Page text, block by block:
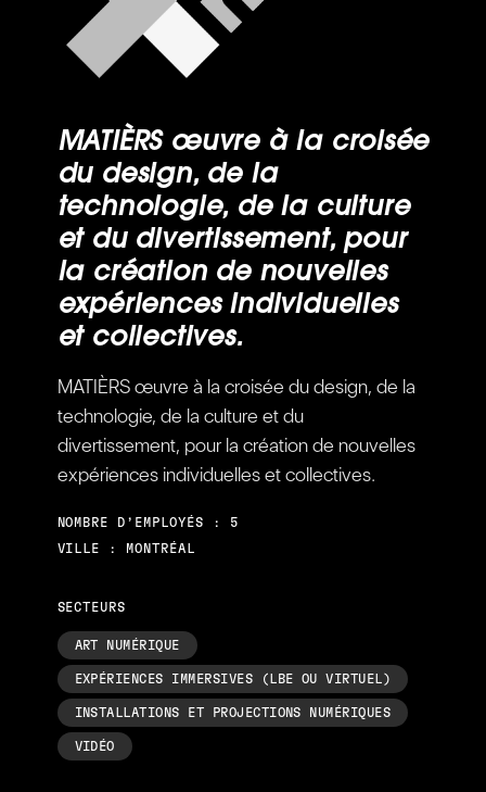
MATIÈRS œuvre à la croisée
du design, de la
technologie, de la culture
et du divertissement, pour
la création de nouvelles
expériences individuelles
et collectives.
MATIÈRS œuvre à la croisée du design, de la
technologie, de la culture et du
divertissement, pour la création de nouvelles
expériences individuelles et collectives.
NOMBRE D’EMPLOYÉS : 5
VILLE : MONTRÉAL
SECTEURS
ART NUMÉRIQUE
EXPÉRIENCES IMMERSIVES (LBE OU VIRTUEL)
INSTALLATIONS ET PROJECTIONS NUMÉRIQUES
VIDÉO